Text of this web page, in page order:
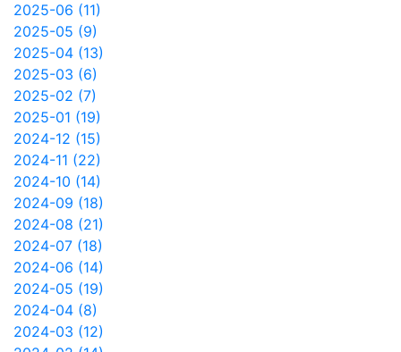
2025-06 (11)
2025-05 (9)
2025-04 (13)
2025-03 (6)
2025-02 (7)
2025-01 (19)
2024-12 (15)
2024-11 (22)
2024-10 (14)
2024-09 (18)
2024-08 (21)
2024-07 (18)
2024-06 (14)
2024-05 (19)
2024-04 (8)
2024-03 (12)